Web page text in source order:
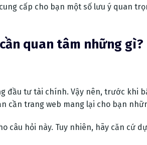
cấp cho bạn một số lưu ý quan
quan tâm những gì?
đầu tư tài chính. Vậy nên, trước khi
cần trang web mang lại cho bạn
câu hỏi này. Tuy nhiên, hãy căn cứ